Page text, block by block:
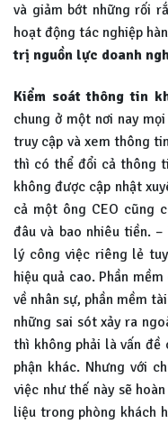
và giảm bớt những rối
hoạt động tác nghiệp
trị nguồn lực doanh
Kiểm soát thông tin
chung ở một nơi nay
truy cập và xem thông
thì có thể đổi cả thông
không được cập nhật
cả một ông CEO cũng
đâu và bao nhiêu tiền.
lý công việc riêng lẻ
hiệu quả cao. Phần
về nhân sự, phần mềm
những sai sót xảy ra
thì không phải là vấn
phận khác. Nhưng với
việc như thế này sẽ
liệu trong phòng khách